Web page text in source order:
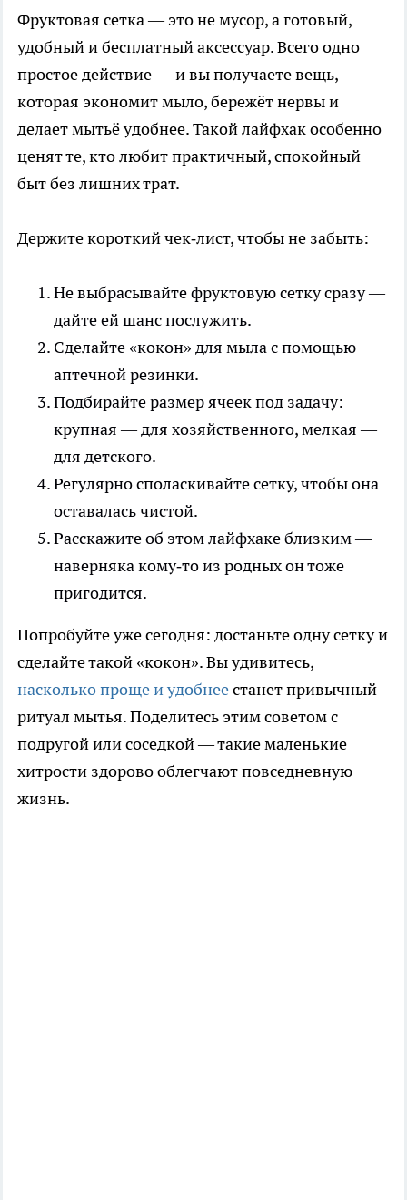
Фруктовая сетка — это не мусор, а готовый,
удобный и бесплатный аксессуар. Всего одно
простое действие — и вы получаете вещь,
которая экономит мыло, бережёт нервы и
делает мытьё удобнее. Такой лайфхак особенно
ценят те, кто любит практичный, спокойный
быт без лишних трат.
Держите короткий чек‑лист, чтобы не забыть:
Не выбрасывайте фруктовую сетку сразу —
дайте ей шанс послужить.
Сделайте «кокон» для мыла с помощью
аптечной резинки.
Подбирайте размер ячеек под задачу:
крупная — для хозяйственного, мелкая —
для детского.
Регулярно споласкивайте сетку, чтобы она
оставалась чистой.
Расскажите об этом лайфхаке близким —
наверняка кому‑то из родных он тоже
пригодится.
Попробуйте уже сегодня: достаньте одну сетку и
сделайте такой «кокон». Вы удивитесь,
насколько проще и удобнеестанет привычный
ритуал мытья. Поделитесь этим советом с
подругой или соседкой — такие маленькие
хитрости здорово облегчают повседневную
жизнь.